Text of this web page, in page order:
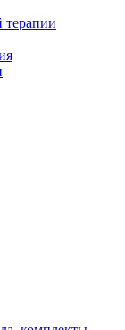
терапии